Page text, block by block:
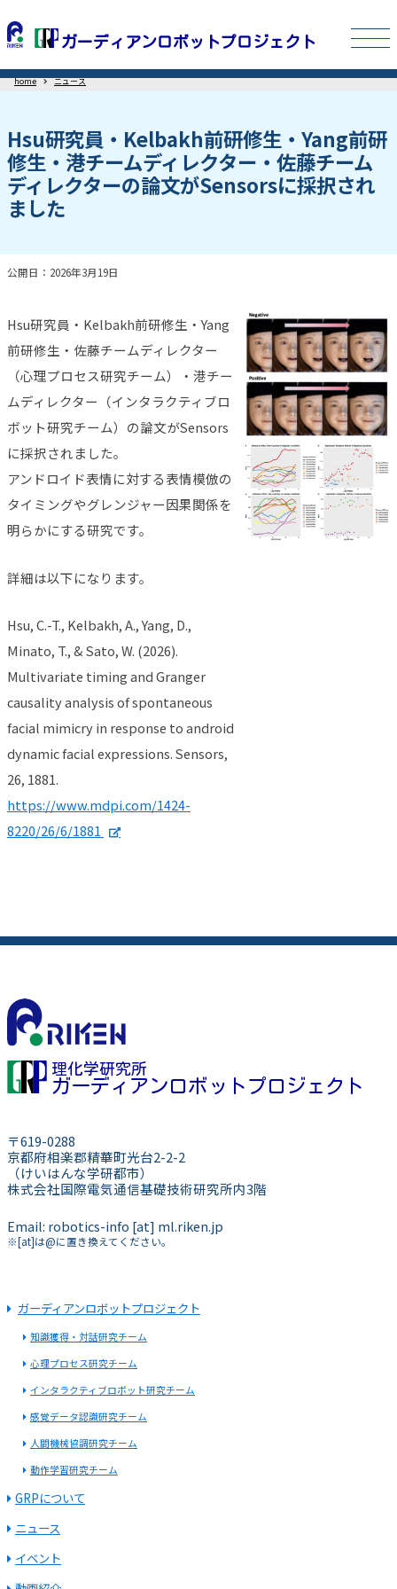
home ニュース
Hsu研究員・Kelbakh前研修生・Yang前研
修生・港チームディレクター・佐藤チーム
ディレクターの論文がSensorsに採択され
ました
公開日：2026年3月19日
Hsu研究員・Kelbakh前研修生・Yang
前研修生・佐藤チームディレクター
（心理プロセス研究チーム）・港チー
ムディレクター（インタラクティブロ
ボット研究チーム）の論文がSensors
に採択されました。
アンドロイド表情に対する表情模倣の
タイミングやグレンジャー因果関係を
明らかにする研究です。
詳細は以下になります。
Hsu, C.-T., Kelbakh, A., Yang, D.,
Minato, T., & Sato, W. (2026).
Multivariate timing and Granger
causality analysis of spontaneous
facial mimicry in response to android
dynamic facial expressions. Sensors,
26, 1881.
https://www.mdpi.com/1424-
8220/26/6/1881
理化学研究所
ガーディアンロボットプロジェクト
〒619-0288
京都府相楽郡精華町光台2-2-2
（けいはんな学研都市）
株式会社国際電気通信基礎技術研究所内3階
Email: robotics-info [at] ml.riken.jp
※[at]は@に置き換えてください。
ガーディアンロボットプロジェクト
知識獲得・対話研究チーム
心理プロセス研究チーム
インタラクティブロボット研究チーム
感覚データ認識研究チーム
人間機械協調研究チーム
動作学習研究チーム
GRPについて
ニュース
イベント